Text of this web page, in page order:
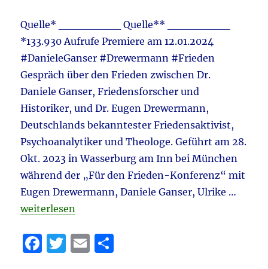
Wirtschaftskrise
Batterien
–
E-
&
Deutschlands
Niedergang
Russland
–
Ukraine
Quelle* ________ Quelle** ________
*133.930 Aufrufe Premiere am 12.01.2024
#DanieleGanser #Drewermann #Frieden
Gespräch über den Frieden zwischen Dr.
Daniele Ganser, Friedensforscher und
Historiker, und Dr. Eugen Drewermann,
Deutschlands bekanntester Friedensaktivist,
Psychoanalytiker und Theologe. Geführt am 28.
Okt. 2023 in Wasserburg am Inn bei München
während der „Für den Frieden-Konferenz“ mit
Eugen Drewermann, Daniele Ganser, Ulrike …
„Russland & Ukraine & Corona & Migration &
weiterlesen
F
T
E